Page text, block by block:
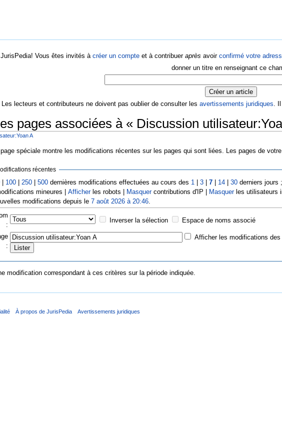
Vous êtes invités à créer un compte et à contribuer après avoir confirmé votre
donner un titre en renseignant ce
Les lecteurs et contributeurs ne doivent pas oublier de consulter les avertissements juridiques.
pages associées à « Discussion
A
spéciale montre les modifications récentes sur les pages qui sont liées. Les pages de
récentes
| 100| 250| 500dernières modifications effectuées au cours des 1| 3| 7| 14| 30derniers jours ;
mineures | Afficherles robots | Masquercontributions d'IP | Masquerles utilisateurs
modifications depuis le 7 août 2026 à 20:46.
:
Inverser la sélection Espace de noms associé
:
Afficher les modifications
modification correspondant à ces critères sur la période indiquée.
À propos de JurisPedia Avertissements juridiques